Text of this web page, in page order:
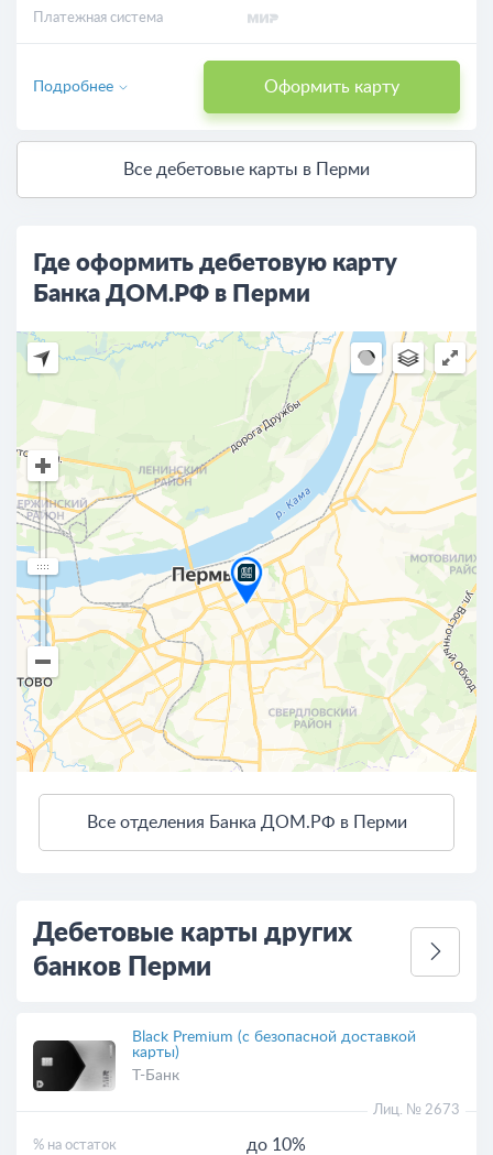
Платежная система
Оформить карту
Подробнее
Все дебетовые карты в Перми
Где оформить дебетовую карту
Банка ДОМ.РФ в Перми
3 км
Все отделения Банка ДОМ.РФ в Перми
Дебетовые карты других
банков Перми
Black Premium (с безопасной доставкой
карты)
Т-Банк
Лиц. № 2673
% на остаток до 10%